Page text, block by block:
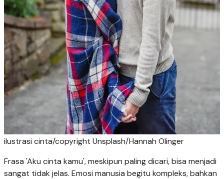
ilustrasi cinta/copyright Unsplash/Hannah Olinger
Frasa 'Aku cinta kamu', meskipun paling dicari, bisa menjadi
sangat tidak jelas. Emosi manusia begitu kompleks, bahkan